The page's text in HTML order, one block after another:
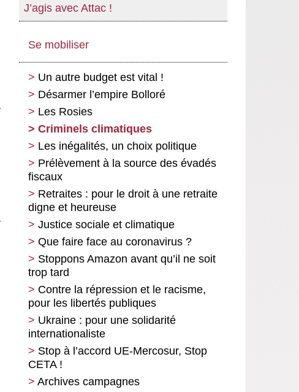
J’agis avec Attac !
Se mobiliser
Un autre budget est vital !
Désarmer l’empire Bolloré
Les Rosies
Criminels climatiques
Les inégalités, un choix politique
Prélèvement à la source des évadés
fiscaux
Retraites : pour le droit à une retraite
digne et heureuse
Justice sociale et climatique
Que faire face au coronavirus ?
Stoppons Amazon avant qu’il ne soit
trop tard
Contre la répression et le racisme,
pour les libertés publiques
Ukraine : pour une solidarité
internationaliste
Stop à l’accord UE-Mercosur, Stop
CETA !
Archives campagnes